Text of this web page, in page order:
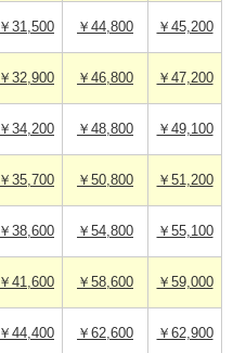
￥31,500 ￥44,800 ￥45,200
￥32,900 ￥46,800 ￥47,200
￥34,200 ￥48,800 ￥49,100
￥35,700 ￥50,800 ￥51,200
￥38,600 ￥54,800 ￥55,100
￥41,600 ￥58,600 ￥59,000
￥44,400 ￥62,600 ￥62,900